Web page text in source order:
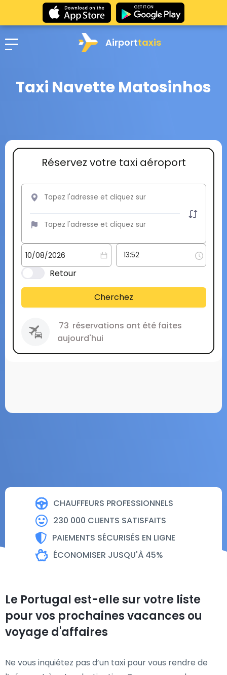
Airporttaxis
Taxi Navette Matosinhos
CHAUFFEURS PROFESSIONNELS
230 000 CLIENTS SATISFAITS
PAIEMENTS SÉCURISÉS EN LIGNE
ÉCONOMISER JUSQU'À 45%
Réservez votre taxi aéroport
Retour
Cherchez
73 réservations ont été faites
aujourd'hui
Le Portugal est-elle sur votre liste
pour vos prochaines vacances ou
voyage d'affaires
Ne vous inquiétez pas d’un taxi pour vous rendre de